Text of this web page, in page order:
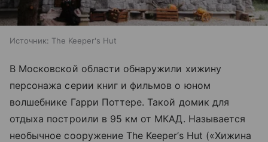
Источник: The Keeper's Hut
В Московской области обнаружили хижину
персонажа серии книг и фильмов о юном
волшебнике Гарри Поттере. Такой домик для
отдыха построили в 95 км от МКАД. Называется
необычное сооружение The Keeper’s Hut («Хижина